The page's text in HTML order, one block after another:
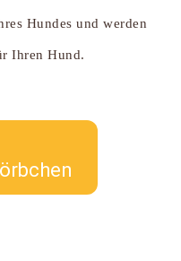
Hundes und werden
Ihren Hund.